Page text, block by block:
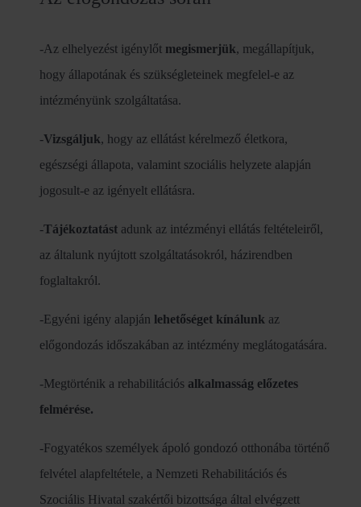
-Az elhelyezést igénylőt megismerjük, megállapítjuk,
hogy állapotának és szükségleteinek megfelel-e az
intézményünk szolgáltatása.
-Vizsgáljuk, hogy az ellátást kérelmező életkora,
egészségi állapota, valamint szociális helyzete alapján
jogosult-e az igényelt ellátásra.
-Tájékoztatást adunk az intézményi ellátás feltételeiről,
az általunk nyújtott szolgáltatásokról, házirendben
foglaltakról.
-Egyéni igény alapján lehetőséget kínálunk az
előgondozás időszakában az intézmény meglátogatására.
-Megtörténik a rehabilitációs alkalmasság előzetes
felmérése.
-Fogyatékos személyek ápoló gondozó otthonába történő
felvétel alapfeltétele, a Nemzeti Rehabilitációs és
Szociális Hivatal szakértői bizottsága által elvégzett